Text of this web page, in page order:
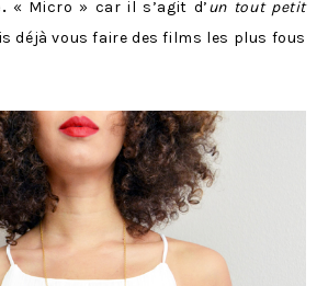
« Micro » car il s’agit d’un tout petit
déjà vous faire des films les plus fous